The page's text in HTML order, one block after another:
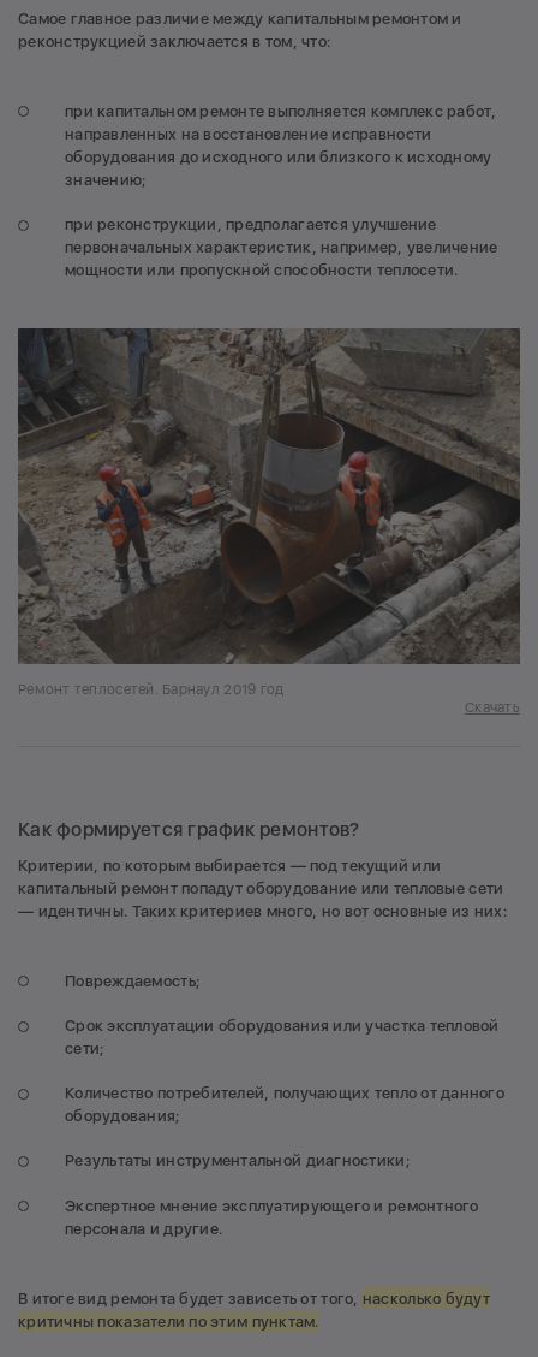
Самое главное различие между капитальным ремонтом и
реконструкцией заключается в том, что:
при капитальном ремонте выполняется комплекс работ,
направленных на восстановление исправности
оборудования до исходного или близкого к исходному
значению;
при реконструкции, предполагается улучшение
первоначальных характеристик, например, увеличение
мощности или пропускной способности теплосети.
Ремонт теплосетей. Барнаул 2019 год
Скачать
Как формируется график ремонтов?
Критерии, по которым выбирается — под текущий или
капитальный ремонт попадут оборудование или тепловые сети
— идентичны. Таких критериев много, но вот основные из них:
Повреждаемость;
Срок эксплуатации оборудования или участка тепловой
сети;
Количество потребителей, получающих тепло от данного
оборудования;
Результаты инструментальной диагностики;
Экспертное мнение эксплуатирующего и ремонтного
персонала и другие.
В итоге вид ремонта будет зависеть от того, насколько будут
критичны показатели по этим пунктам.